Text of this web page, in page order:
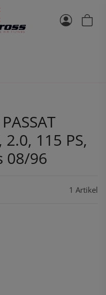
115 PS,
08/96
1 Artikel